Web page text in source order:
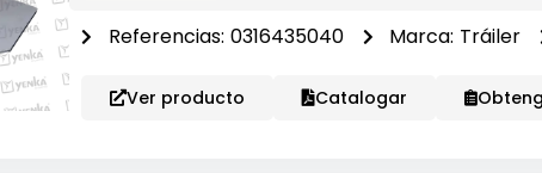
Referencias: 0316435040 Marca: Tráiler
Ver producto Catalogar